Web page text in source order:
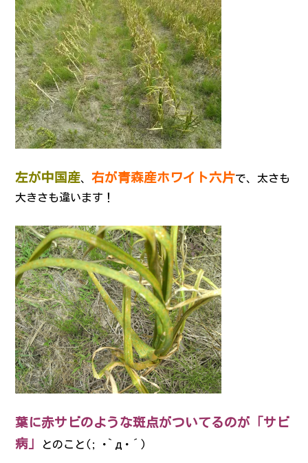
左が中国産、右が青森産ホワイト六片で、太さも
大きさも違います！
葉に赤サビのような斑点がついてるのが「サビ
病」
とのこと(; ･`д･´)